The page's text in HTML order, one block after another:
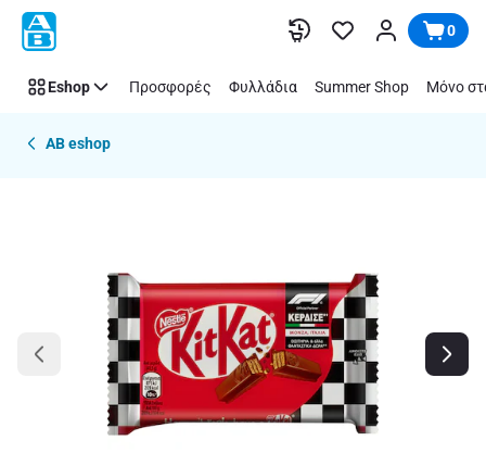
Παράλειψη 0
Eshop Προσφορές Φυλλάδια Summer Shop Μόνο
AB eshop